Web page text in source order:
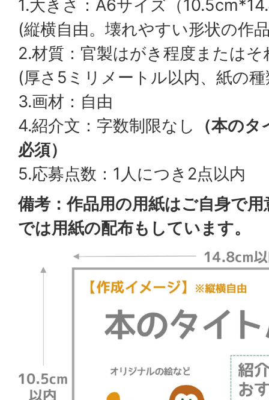
1.大きさ：A6サイズ（
(縦横自由。壊れやすい形状の作
2.材質：官製はがき程度または
(厚さ5ミリメートル以内、紙の
3.画材：自由
4.紹介文：字数制限なし
（本の
必須）
5.応募点数：1人につき2点以内
備考：作品用の用紙はご自身で
では用紙の配布もしています。